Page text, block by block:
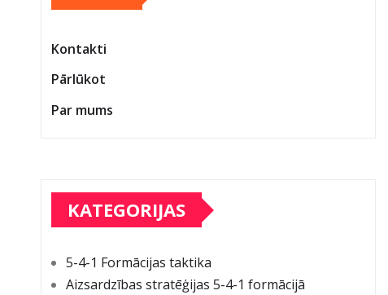
Kontakti
Pārlūkot
Par mums
KATEGORIJAS
5-4-1 Formācijas taktika
Aizsardzības stratēģijas 5-4-1 formācijā